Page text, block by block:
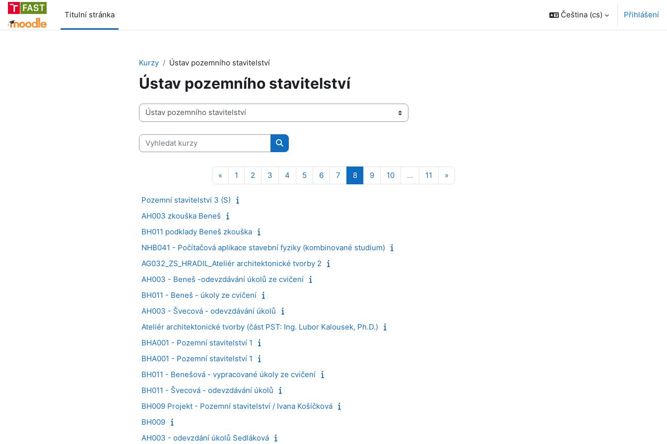
Přejít k hlavnímu obsahu
Titulní stránka
Čeština ‎(cs)‎ Přihlášení
Kurzy Ústav pozemního stavitelství
Ústav pozemního stavitelství
Kategorie kurzů
Vyhledat kurzy
Vyhledat kurzy
« Předchozí stránka
1 Stránka 1
2 Stránka 2
3 Stránka 3
4 Stránka 4
5 Stránka 5
6Stránka 6
7 Stránka 7
8Stránka 8
9Stránka 9
10Stránka 10
… 11 Stránka 11
»
Pozemní stavitelství 3 (S)
AH003 zkouška Beneš
BH011 podklady Beneš zkouška
NHB041 - Počítačová aplikace stavební fyziky (kombinované studium)
AG032_ZS_HRADIL_Ateliér architektonické tvorby 2
AH003 - Beneš -odevzdávání úkolů ze cvičení
BH011 - Beneš - úkoly ze cvičení
AH003 - Švecová - odevzdávání úkolů
Ateliér architektonické tvorby (část PST: Ing. Lubor Kalousek, Ph.D.)
BHA001 - Pozemní stavitelství 1
BHA001 - Pozemní stavitelství 1
BH011 - Benešová - vypracované úkoly ze cvičení
BH011 - Švecová - odevzdávání úkolů
BH009 Projekt - Pozemní stavitelství / Ivana Košíčková
BH009
AH003 - odevzdání úkolů Sedláková